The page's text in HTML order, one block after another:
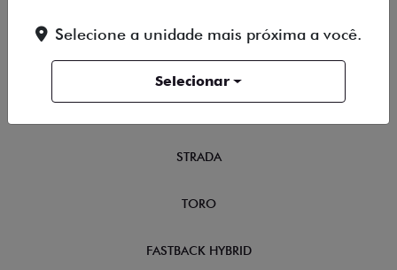
NOVOS
STRADA
TORO
FASTBACK HYBRID
Selecione a unidade mais próxima a você.
Selecionar